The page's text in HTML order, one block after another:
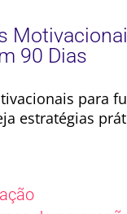
90 Dias
para
estratégias